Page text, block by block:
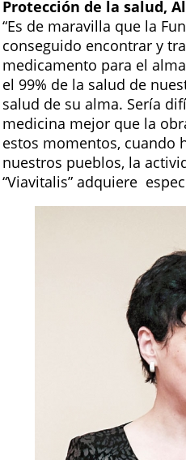
Protección de la salud,
“Es de maravilla que la
conseguido encontrar y
medicamento para el
el 99% de la salud de
salud de su alma. Sería
medicina mejor que la
estos momentos, cuando
nuestros pueblos, la
“Viavitalis” adquiere